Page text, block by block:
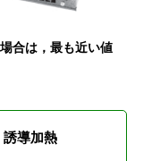
合は，最も近い値
誘導加熱